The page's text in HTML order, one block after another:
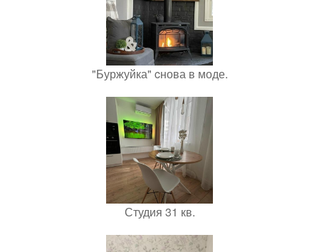
"Буржуйка" cнова в моде.
Студия 31 кв.